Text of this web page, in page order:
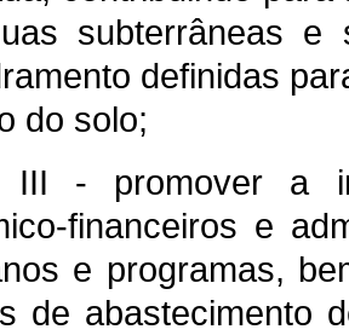
subterrâneas e
definidas
do solo;
III - promover a
financeiros e
e programas,
de abastecimento